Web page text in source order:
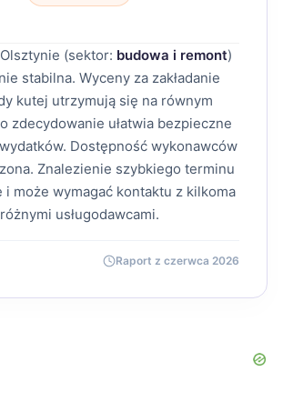
(sektor: budowa i remont)
stabilna. Wyceny za zakładanie
kutej utrzymują się na równym
zdecydowanie ułatwia bezpieczne
Dostępność wykonawców
Znalezienie szybkiego terminu
i może wymagać kontaktu z kilkoma
różnymi usługodawcami.
Raport z czerwca 2026